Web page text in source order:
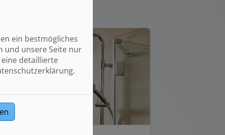
ein bestmögliches
und unsere Seite nur
detaillierte